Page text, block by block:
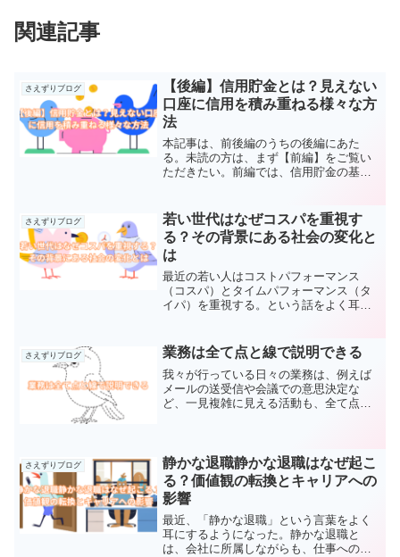
関連記事
さえずりブログ
【後編】信用貯金とは？見えない
口座に信用を積み重ねる様々な方
法
本記事は、前後編のうちの後編にあた
る。未読の方は、まず【前編】をご覧い
ただきたい。前編では、信用貯金の基本
ように開設されるのかについて説明し
た。後編では、信用貯金の応用...
さえずりブログ
若い世代はなぜコスパを重視す
る？その背景にある社会の変化と
は
最近の若い人はコストパフォーマンス
（コスパ）とタイムパフォーマンス（タ
イパ）を重視する。という話をよく耳に
に、圧倒的な売り手市場やスマートフォ
ン、SNSの普及により、そ...
さえずりブログ 業務は全て点と線で説明できる
我々が行っている日々の業務は、例えば
メールの送受信や会議での意思決定な
ど、一見複雑に見える活動も、全て点と
だ。これは私が所属するIT...
さえずりブログ
静かな退職静かな退職はなぜ起こ
る？価値観の転換とキャリアへの
影響
最近、「静かな退職」という言葉をよく
耳にするようになった。静かな退職と
は、会社に所属しながらも、仕事への意